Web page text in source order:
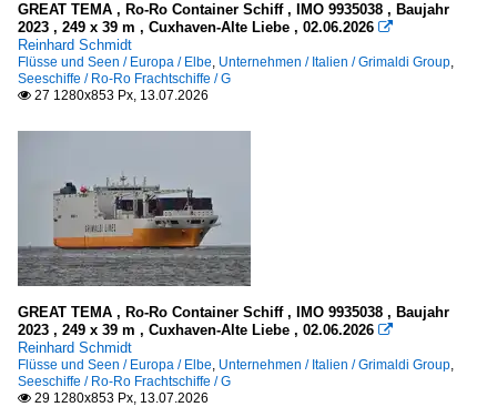
Seeschiffe
Autotransporter / vehicles carrier
F
Segelschiffe
mehrere Segelschiffe
alle
GREAT TEMA , Ro-Ro Container Schiff , IMO 9935038 , Baujahr
2023 , 249 x 39 m , Cuxhaven-Alte Liebe , 02.06.2026 
Reinhard Schmidt
Flüsse und Seen / Europa / Elbe, Unternehmen / Italien / Grimaldi Group,
Seeschiffe / Ro-Ro Frachtschiffe / G
 27 1280x853 Px, 13.07.2026
GREAT TEMA , Ro-Ro Container Schiff , IMO 9935038 , Baujahr
2023 , 249 x 39 m , Cuxhaven-Alte Liebe , 02.06.2026 
Reinhard Schmidt
Flüsse und Seen / Europa / Elbe, Unternehmen / Italien / Grimaldi Group,
Seeschiffe / Ro-Ro Frachtschiffe / G
 29 1280x853 Px, 13.07.2026